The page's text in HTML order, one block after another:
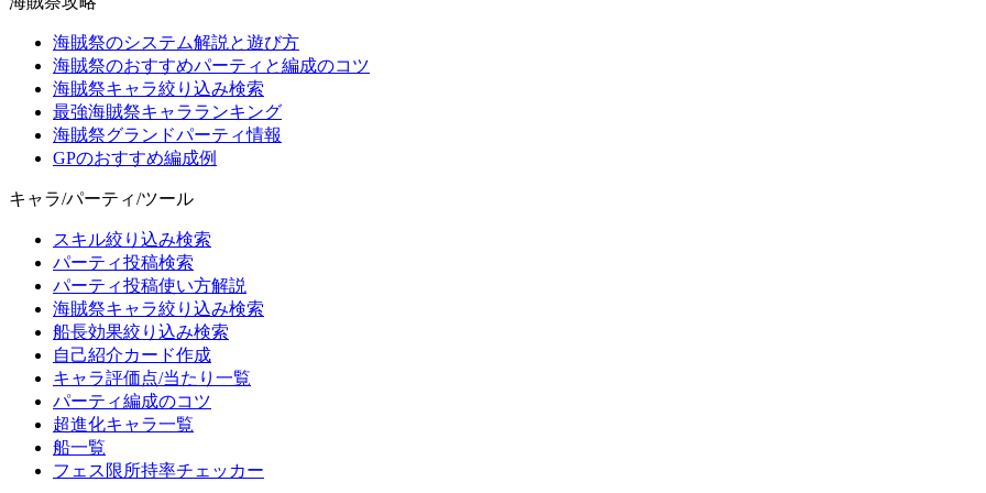
海賊祭のシステム解説と遊び方
海賊祭のおすすめパーティと編成のコツ
海賊祭キャラ絞り込み検索
最強海賊祭キャラランキング
海賊祭グランドパーティ情報
GPのおすすめ編成例
キャラ/パーティ/ツール
スキル絞り込み検索
パーティ投稿検索
パーティ投稿使い方解説
海賊祭キャラ絞り込み検索
船長効果絞り込み検索
自己紹介カード作成
キャラ評価点/当たり一覧
パーティ編成のコツ
超進化キャラ一覧
船一覧
フェス限所持率チェッカー